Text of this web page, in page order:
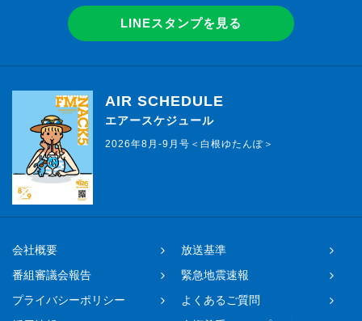
LINEスタンプを見る
AIR SCHEDULE
エアースケジュール
2026年8月-9月号＜白根ゆたんぽ＞
会社概要
放送基準
番組審議会報告
緊急地震速報
プライバシーポリシー
よくあるご質問